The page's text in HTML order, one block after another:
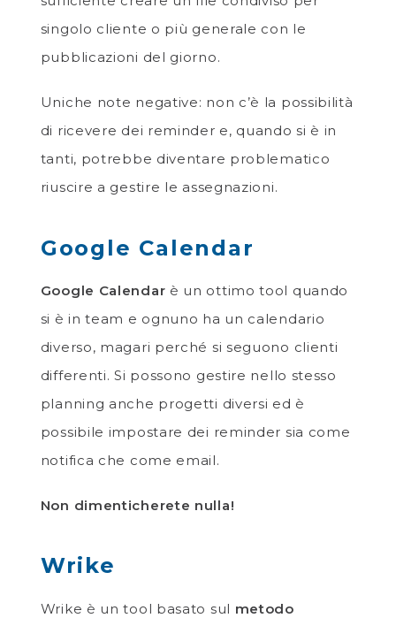
singolo cliente o più generale con le
pubblicazioni del giorno.
Uniche note negative: non c’è la possibilità
di ricevere dei reminder e, quando si è in
tanti, potrebbe diventare problematico
riuscire a gestire le assegnazioni.
Google Calendar
Google Calendar è un ottimo tool quando
si è in team e ognuno ha un calendario
diverso, magari perché si seguono clienti
differenti. Si possono gestire nello stesso
planning anche progetti diversi ed è
possibile impostare dei reminder sia come
notifica che come email.
Non dimenticherete nulla!
Wrike
Wrike è un tool basato sul metodo